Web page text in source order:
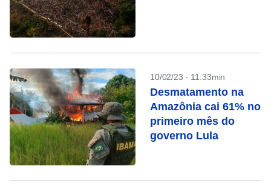
10/02/23 - 11:33min
Desmatamento na
Amazônia cai 61% no
primeiro mês do
governo Lula